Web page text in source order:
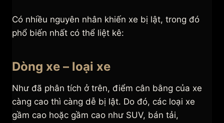
Có nhiều nguyên nhân khiến xe bị lật, trong đó
phổ biến nhất có thể liệt kê:
Dòng xe – loại xe
Như đã phân tích ở trên, điểm cân bằng của xe
càng cao thì càng dễ bị lật. Do đó, các loại xe
gầm cao hoặc gầm cao như SUV, bán tải,